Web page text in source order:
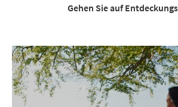
Gehen Sie auf